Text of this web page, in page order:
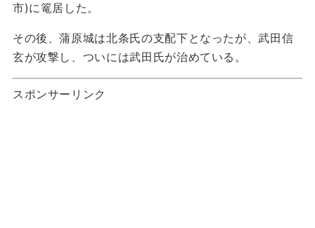
市)に篭居した。
その後、蒲原城は北条氏の支配下となったが、武田信
玄が攻撃し、ついには武田氏が治めている。
スポンサーリンク